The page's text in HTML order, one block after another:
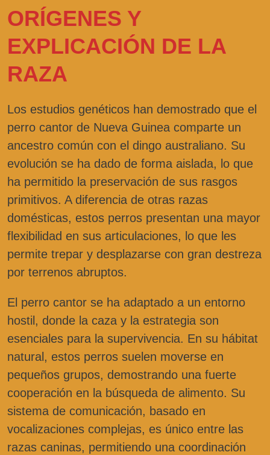
ORÍGENES Y
EXPLICACIÓN DE LA
RAZA
Los estudios genéticos han demostrado que el
perro cantor de Nueva Guinea comparte un
ancestro común con el dingo australiano. Su
evolución se ha dado de forma aislada, lo que
ha permitido la preservación de sus rasgos
primitivos. A diferencia de otras razas
domésticas, estos perros presentan una mayor
flexibilidad en sus articulaciones, lo que les
permite trepar y desplazarse con gran destreza
por terrenos abruptos.
El perro cantor se ha adaptado a un entorno
hostil, donde la caza y la estrategia son
esenciales para la supervivencia. En su hábitat
natural, estos perros suelen moverse en
pequeños grupos, demostrando una fuerte
cooperación en la búsqueda de alimento. Su
sistema de comunicación, basado en
vocalizaciones complejas, es único entre las
razas caninas, permitiendo una coordinación